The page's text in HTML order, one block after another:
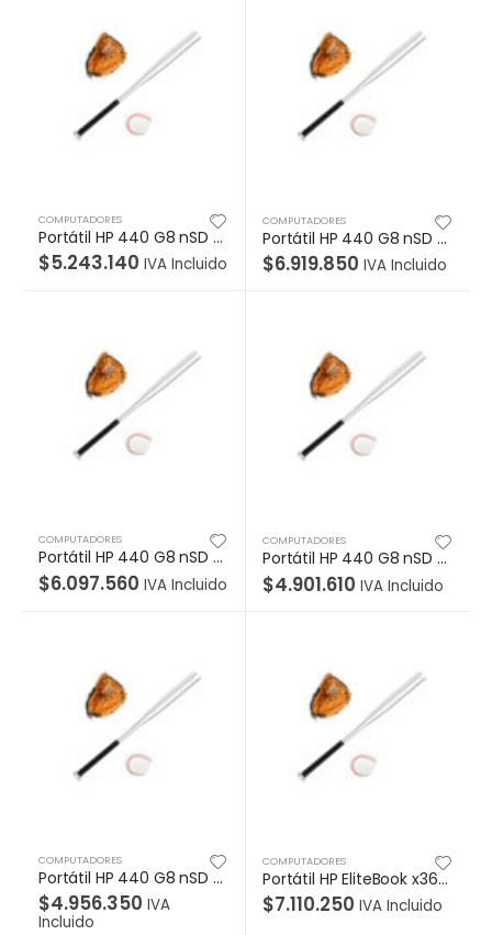
COMPUTADORES
Portátil HP 440 G8 nSD (sin lector de tarjeta SD), Core i5-1135G7, W10 Pro 64, LED 14″ HD, 16GB, SSD 512GB, Garantía 1/1/0
$5.243.140 IVA Incluido
COMPUTADORES
Portátil HP 440 G8 nSD (sin lector de tarjeta SD), Core i7-1165G7, W10 Pro 64, LED 14″ HD, 32GB, SSD 1TB, Garantía 1/1/0
$6.919.850 IVA Incluido
COMPUTADORES
Portátil HP 440 G8 nSD (sin lector de tarjeta SD), Core i7-1165G7, W10 Pro 64, LED 14″ HD, 16GB, SSD 512GB, Garantía 1/1/0
$6.097.560 IVA Incluido
COMPUTADORES
Portátil HP 440 G8 nSD (sin lector de tarjeta SD), Core i5-1135G7, W10 Pro 64, LED 14″ HD, 8GB, SSD 512GB, Garantía 1/1/0
$4.901.610 IVA Incluido
COMPUTADORES
Portátil HP 440 G8 nSD (sin lector de tarjeta SD), Core i5-1135G7, W10 Pro 64, LED 14″ HD, 8GB, SSD 256GB, Garantía 1/1/0
$4.956.350 IVA
Incluido
COMPUTADORES
Portátil HP EliteBook x360 830 G8 Intel Core i5-1145G7, W10 Pro64, IPS TÁCTIL 13.3” FHD, 8GB, SSD 512GB, Garantía 1/1/0
$7.110.250 IVA Incluido